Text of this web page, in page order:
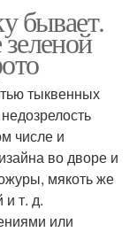
бывает.
тыквенных
числе и
во дворе и
мякоть же
т. д.
или